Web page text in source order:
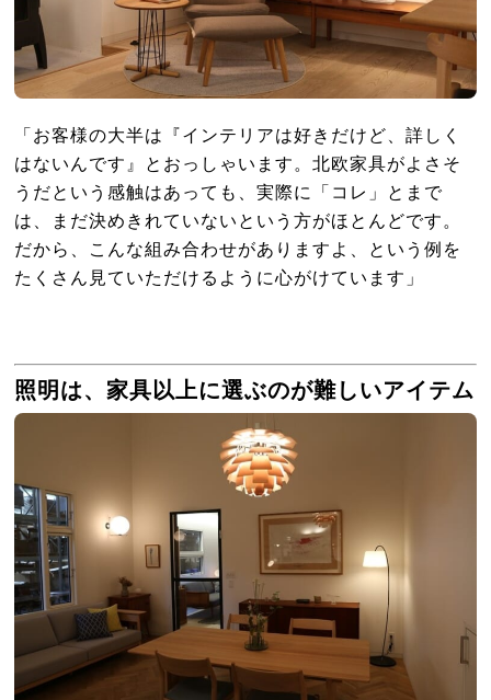
「お客様の大半は『インテリアは好きだけど、詳しく
はないんです』とおっしゃいます。北欧家具がよさそ
うだという感触はあっても、実際に「コレ」とまで
は、まだ決めきれていないという方がほとんどです。
だから、こんな組み合わせがありますよ、という例を
たくさん見ていただけるように心がけています」
照明は、家具以上に選ぶのが難しいアイテム